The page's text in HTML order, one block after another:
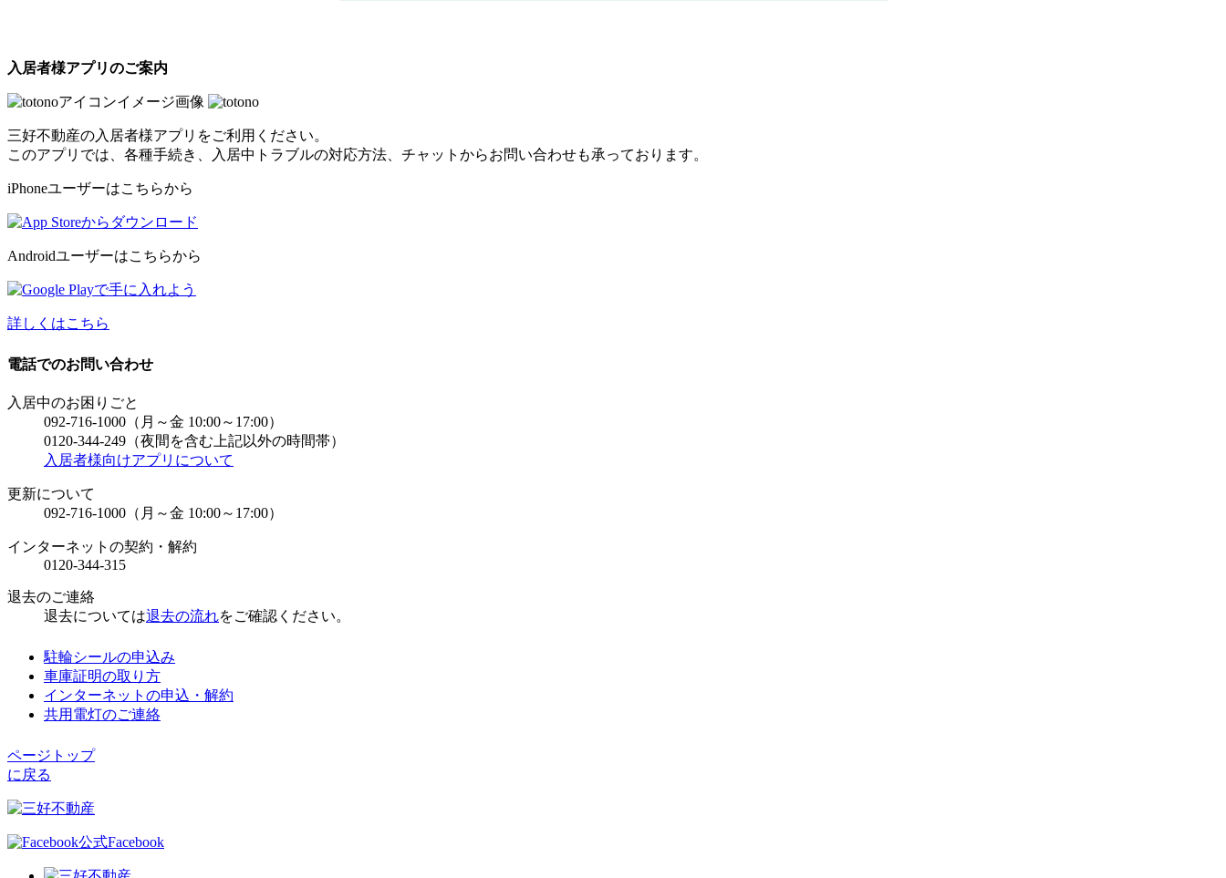
入居者様アプリのご案内
三好不動産の入居者様アプリをご利用ください。
このアプリでは、各種手続き、入居中トラブルの対応方法、チャットからお問い合わせも承っております。
iPhoneユーザーはこちらから
Androidユーザーはこちらから
詳しくはこちら
電話でのお問い合わせ
入居中のお困りごと
092-716-1000 （月～金 10:00～17:00）
0120-344-249 （夜間を含む上記以外の時間帯）
入居者様向けアプリについて
更新について
092-716-1000 （月～金 10:00～17:00）
インターネットの契約・解約
0120-344-315
退去のご連絡
退去については退去の流れをご確認ください。
駐輪シールの申込み
車庫証明の取り方
インターネットの申込・解約
共用電灯のご連絡
ページトップ
に戻る
公式Facebook